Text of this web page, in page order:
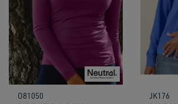
O81050 JK176